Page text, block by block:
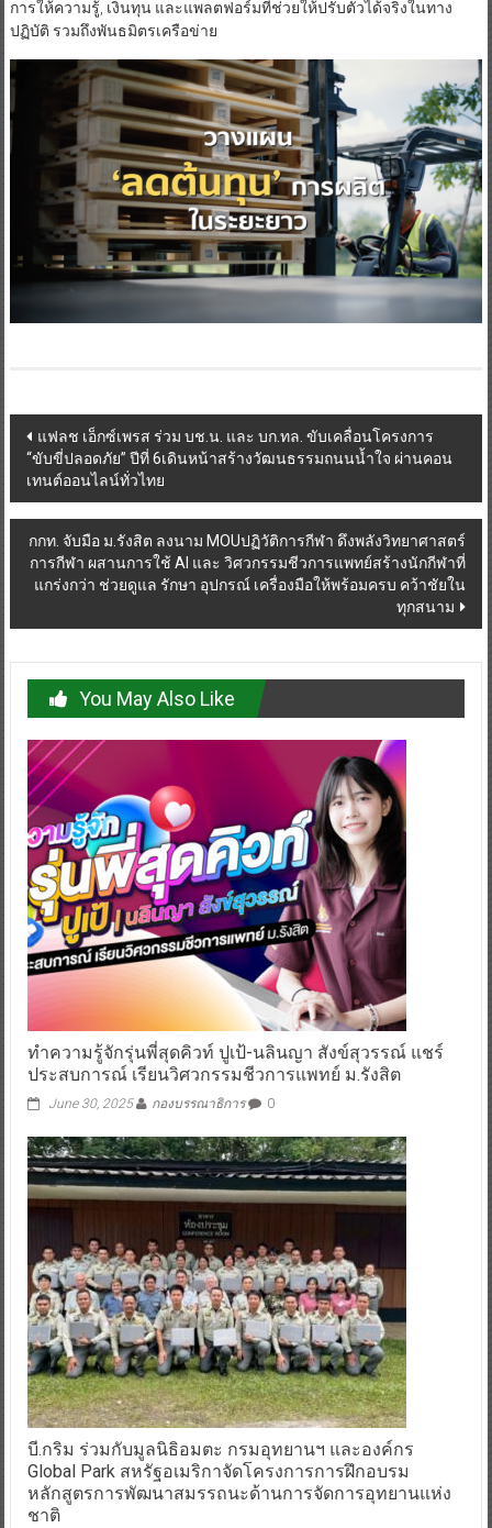
การให้ความรู้, เงินทุน และแพลตฟอร์มที่ช่วยให้ปรับตัวได้จริงในทาง
ปฏิบัติ รวมถึงพันธมิตรเครือข่าย
Post
navigation
แฟลช เอ็กซ์เพรส ร่วม บช.น. และ บก.ทล. ขับเคลื่อนโครงการ
“ขับขี่ปลอดภัย” ปีที่ 6เดินหน้าสร้างวัฒนธรรมถนนน้ำใจ ผ่านคอน
เทนต์ออนไลน์ทั่วไทย
กกท. จับมือ ม.รังสิต ลงนาม MOUปฏิวัติการกีฬา ดึงพลังวิทยาศาสตร์
การกีฬา ผสานการใช้ AI และ วิศวกรรมชีวการแพทย์สร้างนักกีฬาที่
แกร่งกว่า ช่วยดูแล รักษา อุปกรณ์ เครื่องมือให้พร้อมครบ คว้าชัยใน
ทุกสนาม
You May Also Like
ทำความรู้จักรุ่นพี่สุดคิวท์ ปูเป้-นลินญา สังข์สุวรรณ์ แชร์
ประสบการณ์ เรียนวิศวกรรมชีวการแพทย์ ม.รังสิต
June 30, 2025 กองบรรณาธิการ 0
บี.กริม ร่วมกับมูลนิธิอมตะ กรมอุทยานฯ และองค์กร
Global Park สหรัฐอเมริกาจัดโครงการการฝึกอบรม
หลักสูตรการพัฒนาสมรรถนะด้านการจัดการอุทยานแห่ง
ชาติ